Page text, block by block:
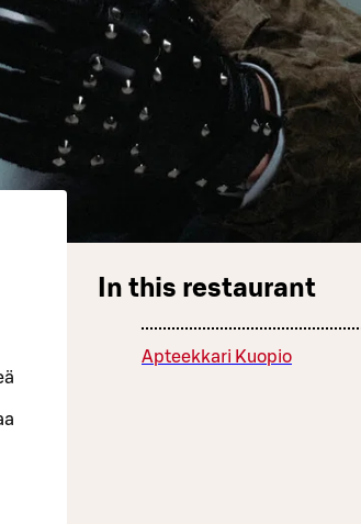
In this restaurant
Apteekkari Kuopio